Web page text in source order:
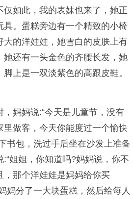
仅如此，我的表妹也来了，她正
具。蛋糕旁边有一个精致的小椅
大的洋娃娃，她雪白的皮肤上有
她还有一头金色的齐腰长发，她
上是一双淡紫色的高跟皮鞋。
，妈妈说:“今天是儿童节，没有
里做客，今天你能度过一个愉快
书包，洗过手后坐在沙发上准备
姐姐，你知道吗?妈妈说，你不
，那个洋娃娃是妈妈给你买
妈分了一大块蛋糕，然后给每人